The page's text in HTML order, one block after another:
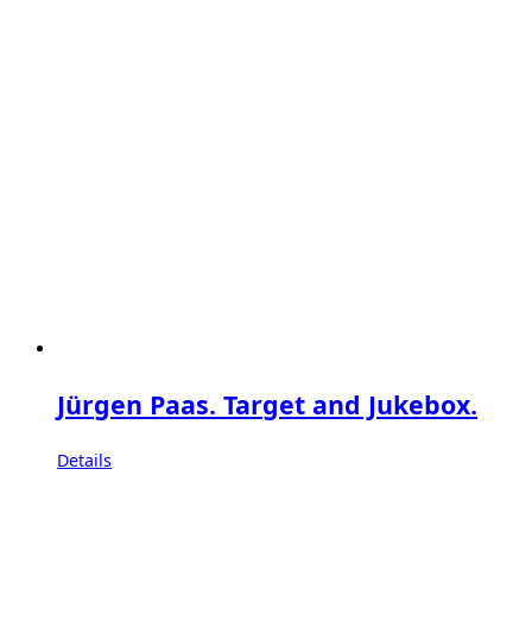
Jürgen Paas. Target and Jukebox.
Details